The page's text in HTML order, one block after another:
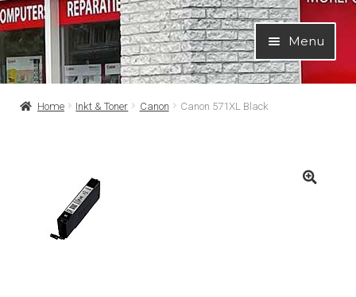
Ga
door
naar
navigatie
Ga
naar
de
inhoud
Menu
Home Inkt & Toner Canon Canon 571XL Black